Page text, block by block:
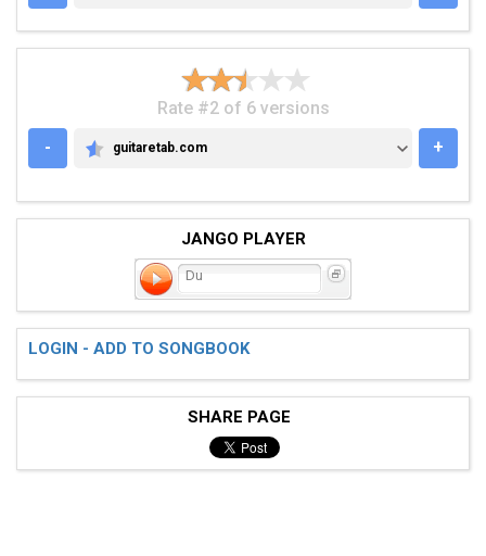
Rate #2 of 6 versions
-
GUITARETAB.COM
guitaretab.com +
JANGO PLAYER
Du
LOGIN - ADD TO SONGBOOK
SHARE PAGE